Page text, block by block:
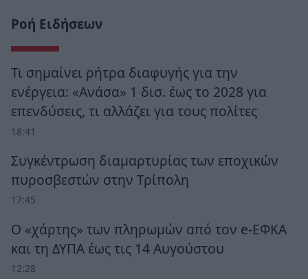
Ροή Ειδήσεων
Τι σημαίνει ρήτρα διαφυγής για την
ενέργεια: «Ανάσα» 1 δισ. έως το 2028 για
επενδύσεις, τι αλλάζει για τους πολίτες
18:41
Συγκέντρωση διαμαρτυρίας των εποχικών
πυροσβεστών στην Τρίπολη
17:45
Ο «χάρτης» των πληρωμών από τον e-ΕΦΚΑ
και τη ΔΥΠΑ έως τις 14 Αυγούστου
12:28